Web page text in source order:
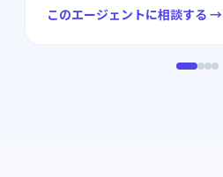
このエージェントに相談する →